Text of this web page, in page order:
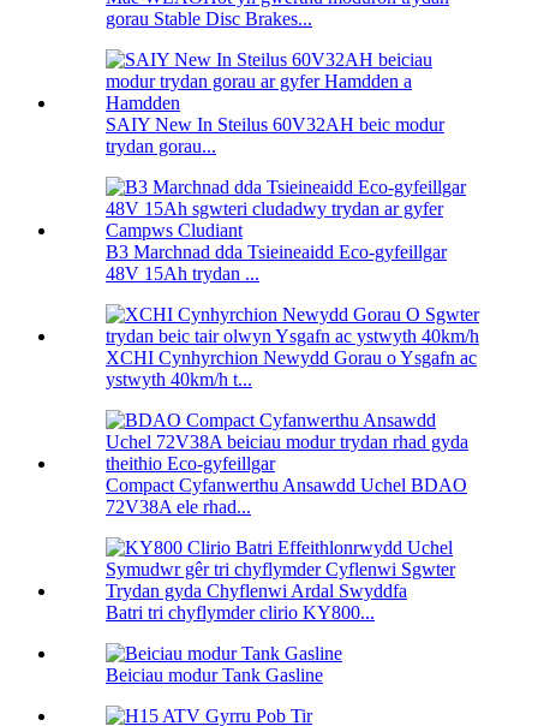
gorau Stable Disc Brakes...
SAIY New In Steilus 60V32AH beic modur
trydan gorau...
B3 Marchnad dda Tsieineaidd Eco-gyfeillgar
48V 15Ah trydan ...
XCHI Cynhyrchion Newydd Gorau o Ysgafn ac
ystwyth 40km/h t...
Compact Cyfanwerthu Ansawdd Uchel BDAO
72V38A ele rhad...
Batri tri chyflymder clirio KY800...
Beiciau modur Tank Gasline